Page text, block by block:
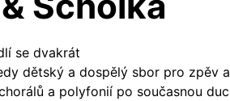
se dvakrát
dětský a dospělý sbor pro zpěv
a polyfonií po současnou